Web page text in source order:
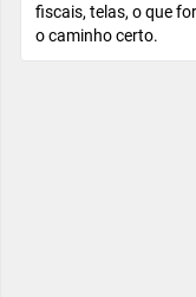
fiscais, telas, o que
o caminho certo.